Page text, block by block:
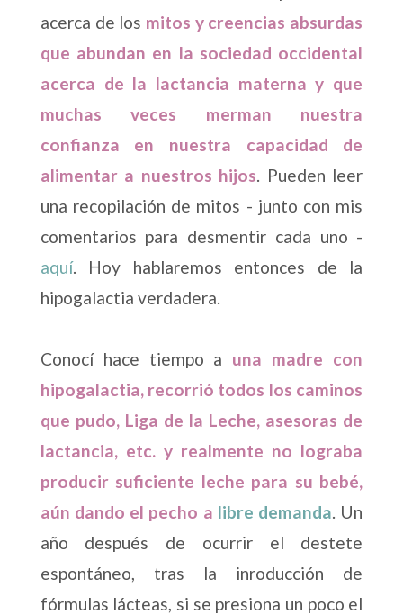
acerca de los mitos y creencias absurdas
que abundan en la sociedad occidental
acerca de la lactancia materna y que
muchas veces merman nuestra
confianza en nuestra capacidad de
alimentar a nuestros hijos. Pueden leer
una recopilación de mitos - junto con mis
comentarios para desmentir cada uno -
aquí. Hoy hablaremos entonces de la
hipogalactia verdadera.
Conocí hace tiempo a una madre con
hipogalactia, recorrió todos los caminos
que pudo, Liga de la Leche, asesoras de
lactancia, etc. y realmente no lograba
producir suficiente leche para su bebé,
aún dando el pecho a libre demanda. Un
año después de ocurrir el destete
espontáneo, tras la inroducción de
fórmulas lácteas, si se presiona un poco el